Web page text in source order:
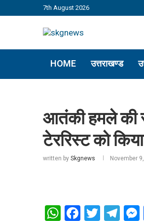
7th August 2026
HOME उत्तराखण्ड
आतंकी हमले की
टेररिस्ट को
written by Skgnews November
WhatsApp
Facebook